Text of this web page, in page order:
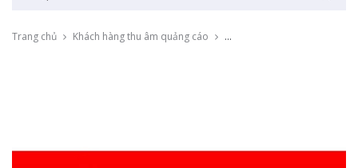
Trang chủ Khách hàng thu âm quảng cáo Thu âm quảng cáo phát loa